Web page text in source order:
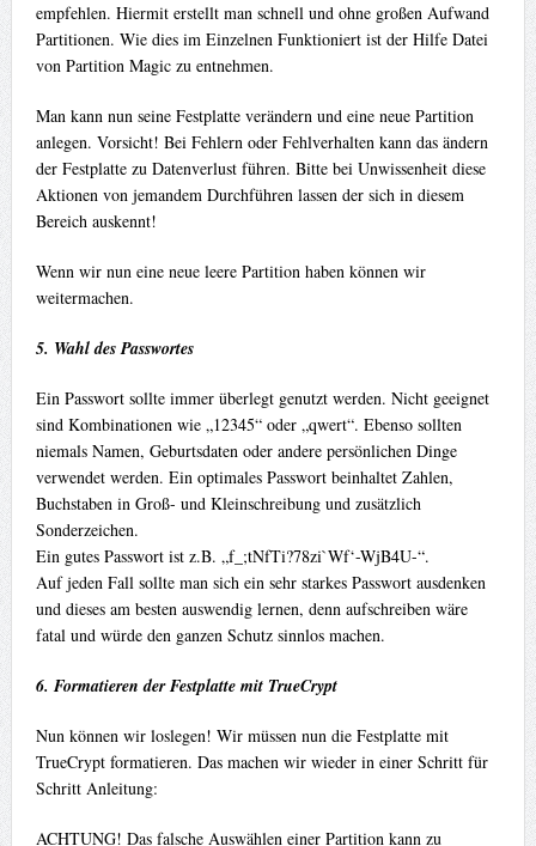
empfehlen. Hiermit erstellt man schnell und ohne großen Aufwand
Partitionen. Wie dies im Einzelnen Funktioniert ist der Hilfe Datei
von Partition Magic zu entnehmen.
Man kann nun seine Festplatte verändern und eine neue Partition
anlegen. Vorsicht! Bei Fehlern oder Fehlverhalten kann das ändern
der Festplatte zu Datenverlust führen. Bitte bei Unwissenheit diese
Aktionen von jemandem Durchführen lassen der sich in diesem
Bereich auskennt!
Wenn wir nun eine neue leere Partition haben können wir
weitermachen.
5. Wahl des Passwortes
Ein Passwort sollte immer überlegt genutzt werden. Nicht geeignet
sind Kombinationen wie „12345“ oder „qwert“. Ebenso sollten
niemals Namen, Geburtsdaten oder andere persönlichen Dinge
verwendet werden. Ein optimales Passwort beinhaltet Zahlen,
Buchstaben in Groß- und Kleinschreibung und zusätzlich
Sonderzeichen.
Ein gutes Passwort ist z.B. „f_;tNfTi?78zi`Wf‘-WjB4U-“.
Auf jeden Fall sollte man sich ein sehr starkes Passwort ausdenken
und dieses am besten auswendig lernen, denn aufschreiben wäre
fatal und würde den ganzen Schutz sinnlos machen.
6. Formatieren der Festplatte mit TrueCrypt
Nun können wir loslegen! Wir müssen nun die Festplatte mit
TrueCrypt formatieren. Das machen wir wieder in einer Schritt für
Schritt Anleitung:
ACHTUNG! Das falsche Auswählen einer Partition kann zu